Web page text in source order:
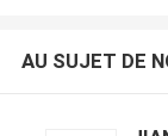
AU SUJET DE